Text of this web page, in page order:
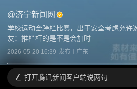
@济宁新闻网
学校运动会跨栏比赛，出于安全考虑允许
友：推栏杆的是不是会加时
2026-05-20 16:39 发布于广东
打开腾讯新闻客户端说两句